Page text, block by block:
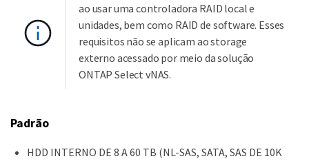
ao usar uma controladora RAID local e
unidades, bem como RAID de software. Esses
requisitos não se aplicam ao storage
externo acessado por meio da solução
ONTAP Select vNAS.
Padrão
HDD INTERNO DE 8 A 60 TB (NL-SAS, SATA, SAS DE 10K